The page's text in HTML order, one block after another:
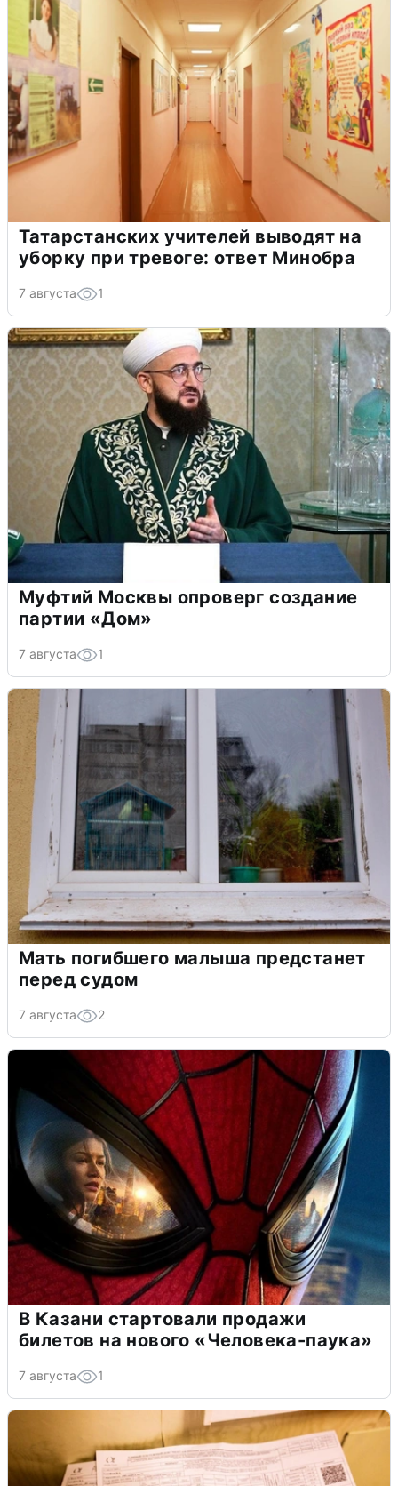
Татарстанских учителей выводят на
уборку при тревоге: ответ Минобра
7 августа 1
Муфтий Москвы опроверг создание
партии «Дом»
7 августа 1
Мать погибшего малыша предстанет
перед судом
7 августа 2
В Казани стартовали продажи
билетов на нового «Человека-паука»
7 августа 1